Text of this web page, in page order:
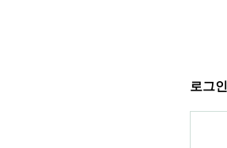
로그인